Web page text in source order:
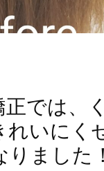
正では、
れいにく
りました